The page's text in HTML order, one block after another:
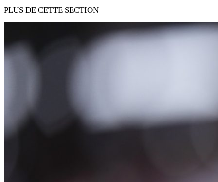
PLUS DE CETTE SECTION